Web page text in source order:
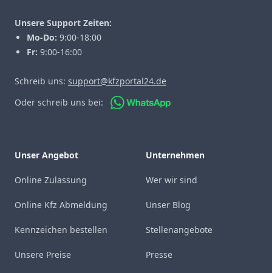
Unsere Support Zeiten:
Mo-Do: 9:00-18:00
Fr: 9:00-16:00
Schreib uns: support@kfzportal24.de
Oder schreib uns bei:
Unser Angebot
Online Zulassung
Online Kfz Abmeldung
Kennzeichen bestellen
Unsere Preise
Unternehmen
Wer wir sind
Unser Blog
Stellenangebote
Presse